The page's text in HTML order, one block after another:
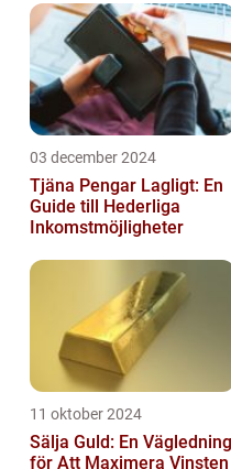
03 december 2024
Tjäna Pengar Lagligt: En
Guide till Hederliga
Inkomstmöjligheter
11 oktober 2024
Sälja Guld: En Vägledning
för Att Maximera Vinsten